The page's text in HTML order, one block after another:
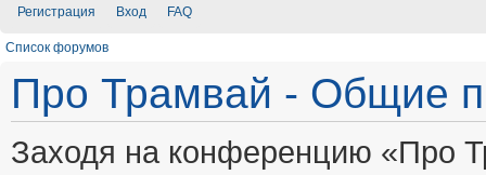
Регистрация Вход FAQ
Список форумов
Про Трамвай - Общие
Заходя на конференцию «Про